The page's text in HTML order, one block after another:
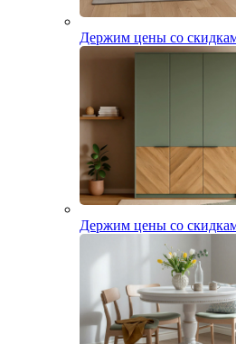
Держим цены со
Держим цены со